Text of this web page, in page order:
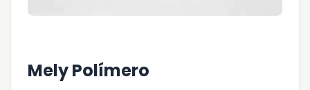
Mely Polímero